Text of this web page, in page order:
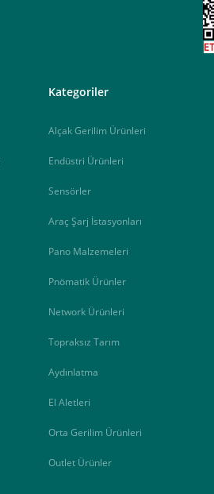
Kategoriler
Alçak Gerilim Ürünleri
Endüstri Ürünleri
Sensörler
Araç Şarj İstasyonları
Pano Malzemeleri
Pnömatik Ürünler
Network Ürünleri
Topraksız Tarım
Aydınlatma
El Aletleri
Orta Gerilim Ürünleri
Outlet Ürünler